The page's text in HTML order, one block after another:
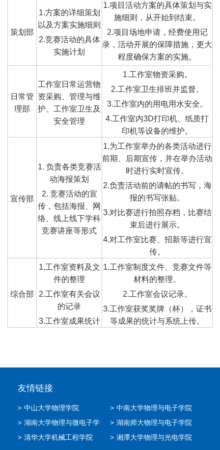
策划部
1.方案的详细策划
以及方案实施细则
2.竞赛活动的具体
实施计划
1.项目活动方案的具体策划与实
施细则，从开始到结束。
2.项目场地申请，经费使用记
录，活动开展的保障措施，更大
程度确保方案的实施。
日常管
理部
工作室日常运营物
资采购、管理与维
护、工作室卫生及
安全管理
1.工作室物资采购。
2.工作室卫生排班并监督。
3.工作室内的用电用水安全。
4.工作室内3D打印机、纸质打
印机等设备的维护。
宣传部
1. 负责各类竞赛活
动海报策划
2. 竞赛活动的宣
传，包括海报、网
络、线上线下学科
竞赛讲座等形式
1.为工作室举办的各类活动进行
前期、后期宣传，并在举办活动
时进行实时宣传。
2.负责活动前的请帖的书写，海
报的书写张贴。
3.对比赛进行拍照存档，比赛结
束后进行展示。
4.对工作室比赛、招新等进行宣
传。
综合部
1.工作室资料及文
件的整理
2.工作室有关会议
的记录
3.工作室成果统计
1.工作室制度文件、竞赛文件等
材料的整理。
2.工作室会议记录。
3.工作室获奖奖牌（杯），证书
等成果的统计与系统上传。
友情链接
> 中山大学物理学院 > 中南大学物理与电子学院
> 湖南大学物理与微电子学
> 湖南师大物理与电子学院
> 清华大学机械工程学院 > 湘潭大学物理与光电学院